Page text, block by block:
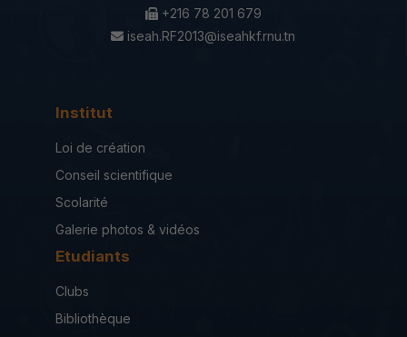
+216 78 201 679
iseah.RF2013@iseahkf.rnu.tn
Institut
Loi de création
Conseil scientifique
Scolarité
Galerie photos & vidéos
Etudiants
Clubs
Bibliothèque